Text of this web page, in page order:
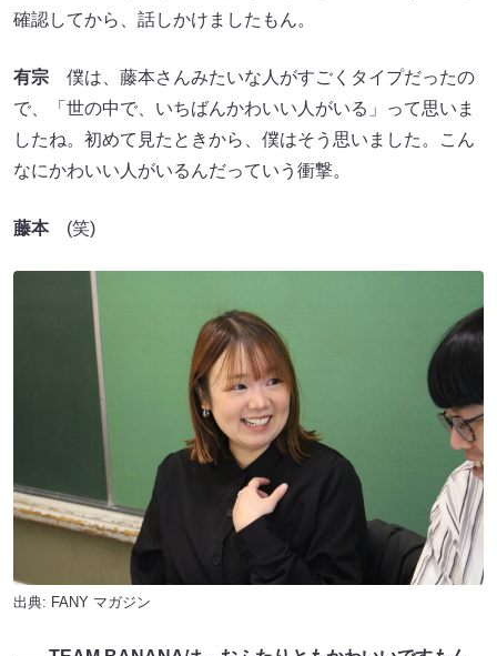
確認してから、話しかけましたもん。
有宗 僕は、藤本さんみたいな人がすごくタイプだったの
で、「世の中で、いちばんかわいい人がいる」って思いま
したね。初めて見たときから、僕はそう思いました。こん
なにかわいい人がいるんだっていう衝撃。
藤本(笑)
出典: FANY マガジン